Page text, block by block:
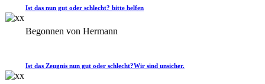
Ist das nun gut oder schlecht? bitte helfen
Begonnen von Hermann
Ist das Zeugnis nun gut oder schlecht?Wir sind unsicher.